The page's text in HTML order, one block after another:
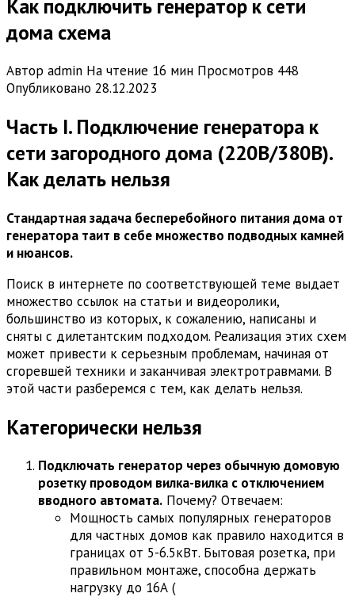
Как подключить генератор к сети
дома схема
Автор admin На чтение 16 мин Просмотров 448
Опубликовано 28.12.2023
Часть I. Подключение генератора к
сети загородного дома (220В/380В).
Как делать нельзя
Стандартная задача бесперебойного питания дома от
генератора таит в себе множество подводных камней
и нюансов.
Поиск в интернете по соответствующей теме выдает
множество ссылок на статьи и видеоролики,
большинство из которых, к сожалению, написаны и
сняты с дилетантским подходом. Реализация этих схем
может привести к серьезным проблемам, начиная от
сгоревшей техники и заканчивая электротравмами. В
этой части разберемся с тем, как делать нельзя.
Категорически нельзя
Подключать генератор через обычную домовую
розетку проводом вилка-вилка с отключением
вводного автомата. Почему? Отвечаем:
Мощность самых популярных генераторов
для частных домов как правило находится в
границах от 5-6.5кВт. Бытовая розетка, при
правильном монтаже, способна держать
нагрузку до 16А (